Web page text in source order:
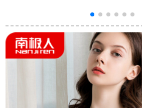
ノ-イヤ三角杯寄せせ
せせらせせせせせブ
ラT型女性史ブラジャ
2 B 8526白80 B/36
性一片式レビスペル
ジックのノア・ワワ
ワワワワイヤショッ
キ式バージ月光灰S